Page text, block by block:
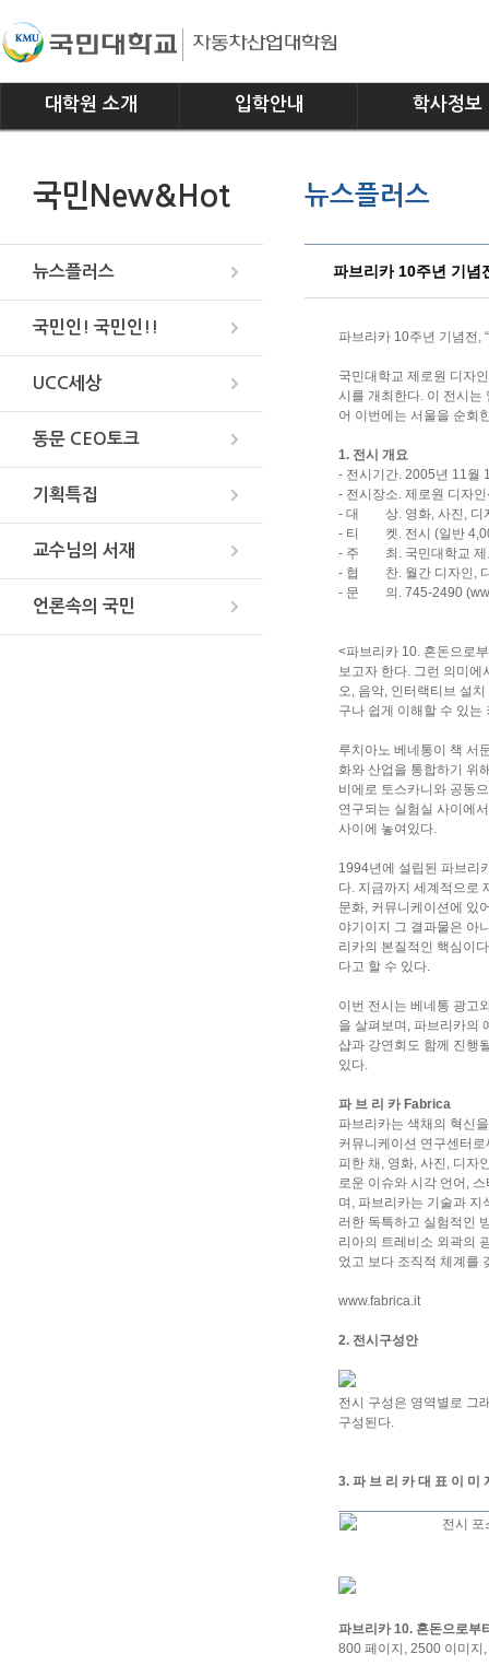
대학원 소개
연혁
입학안내 학사정보
교과과정
국민New&Hot
뉴스플러스
국민인! 국민인!!
UCC세상
동문 CEO토크
기획특집
교수님의 서재
언론속의 국민
뉴스플러스
파브리카 10주년 기념
파브리카 10주년 기념전,
국민대학교 제로원 디자
시를 개최한다. 이 전시는
어 이번에는 서울을 순회
1. 전시 개요
- 전시기간. 2005년 11월
- 전시장소. 제로원 디자
- 대 상. 영화, 사진, 디자
- 티 켓. 전시 (일반
- 주 최. 국민대학교 제
- 협 찬. 월간 디자인, 디
- 문 의. 745-2490
<파브리카 10. 혼돈으로
보고자 한다. 그런 의미에
오, 음악, 인터랙티브 설
구나 쉽게 이해할 수 있
루치아노 베네통이 책 서
화와 산업을 통합하기 위
비에로 토스카니와 공동
연구되는 실험실 사이에
사이에 놓여있다.
1994년에 설립된 파브리
다. 지금까지 세계적으로
문화, 커뮤니케이션에 있
야기이지 그 결과물은 아
리카의 본질적인 핵심이
다고 할 수 있다.
이번 전시는 베네통 광고
을 살펴보며, 파브리카의
샵과 강연회도 함께 진행
있다.
파 브 리 카 Fabrica
파브리카는 색채의 혁신
커뮤니케이션 연구센터
피한 채, 영화, 사진, 디자
로운 이슈와 시각 언어,
며, 파브리카는 기술과 지
러한 독특하고 실험적인
리아의 트레비소 외곽의
었고 보다 조직적 체계를
www.fabrica.it
2. 전시구성안
전시 구성은 영역별로 그
구성된다.
3. 파 브 리 카 대 표 이 미
전시 포
파브리카 10. 혼돈으로부
800 페이지, 2500 이미지